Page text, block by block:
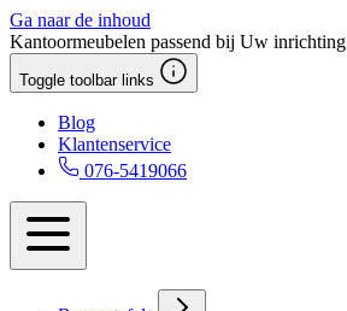
Ga naar de inhoud
Kantoormeubelen passend bij Uw inrichting
Toggle toolbar links
Blog
Klantenservice
076-5419066